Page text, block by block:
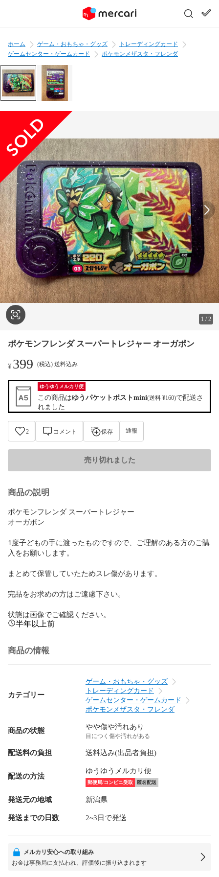
ホーム ゲーム・おもちゃ・グッズ
トレーディングカード
ゲームセンター・ゲームカード
ポケモンメザスタ・フレンダ
1 /2
ポケモンフレンダ スーパートレジャー オーガポン
¥399 (税込) 送料込み
ゆうゆうメルカリ便
この商品はゆうパケットポストmini(送料 ¥160)で配送さ
れました
2 コメント 保存 通報
売り切れました
商品の説明
ポケモンフレンダ スーパートレジャー
オーガポン
1度子どもの手に渡ったものですので、ご理解のある方のご購
入をお願いします。
まとめて保管していたためスレ傷があります。
完品をお求めの方はご遠慮下さい。
状態は画像でご確認ください。
半年以上前
商品の情報
カテゴリー
ゲーム・おもちゃ・グッズ
トレーディングカード
ゲームセンター・ゲームカード
ポケモンメザスタ・フレンダ
商品の状態 やや傷や汚れあり
目につく傷や汚れがある
配送料の負担 送料込み(出品者負担)
配送の方法
ゆうゆうメルカリ便
郵便局/コンビニ受取 匿名配送
発送元の地域 新潟県
発送までの日数 2~3日で発送
メルカリ安心への取り組み
お金は事務局に支払われ、評価後に振り込まれます